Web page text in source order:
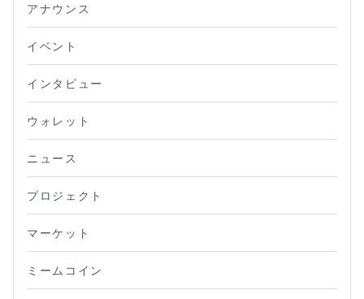
アナウンス
イベント
インタビュー
ウォレット
ニュース
プロジェクト
マーケット
ミームコイン